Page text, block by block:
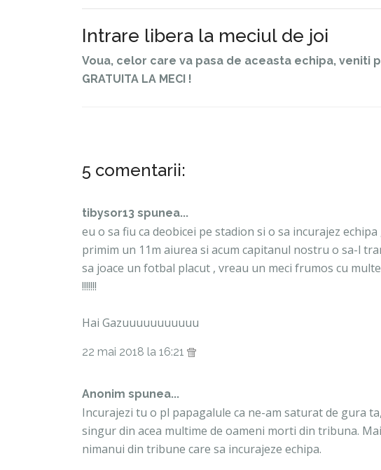
Intrare libera la meciul de joi
Voua, celor care va pasa de aceasta echipa, veniti
GRATUITA LA MECI !
5 comentarii:
tibysor13 spunea...
eu o sa fiu ca deobicei pe stadion si o sa incurajez
primim un 11m aiurea si acum capitanul nostru o sa-l
sa joace un fotbal placut , vreau un meci frumos cu
!!!!!!!
Hai Gazuuuuuuuuuuu
22 mai 2018 la 16:21
Anonim spunea...
Incurajezi tu o pl papagalule ca ne-am saturat de gura
singur din acea multime de oameni morti din tribuna.
nimanui din tribune care sa incurajeze echipa.